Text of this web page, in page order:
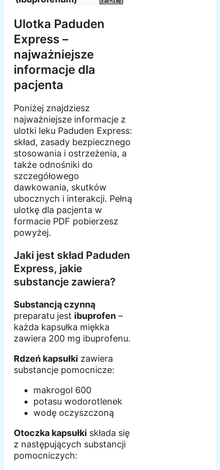
Ulotka Paduden
Express –
najważniejsze
informacje dla
pacjenta
Poniżej znajdziesz
najważniejsze informacje z
ulotki leku Paduden Express:
skład, zasady bezpiecznego
stosowania i ostrzeżenia, a
także odnośniki do
szczegółowego
dawkowania, skutków
ubocznych i interakcji. Pełną
ulotkę dla pacjenta w
formacie PDF pobierzesz
powyżej.
Jaki jest skład Paduden
Express, jakie
substancje zawiera?
Substancją czynną
preparatu jest ibuprofen –
każda kapsułka miękka
zawiera 200 mg ibuprofenu.
Rdzeń kapsułki zawiera
substancje pomocnicze:
makrogol 600
potasu wodorotlenek
wodę oczyszczoną
Otoczka kapsułki składa się
z następujących substancji
pomocniczych: